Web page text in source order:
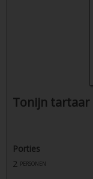
Tonijn tartaar
Porties
2 personen